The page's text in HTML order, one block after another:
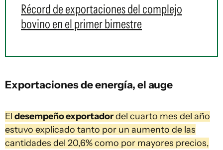
Récord de exportaciones del complejo
bovino en el primer bimestre
Exportaciones de energía, el auge
El desempeño exportadordel cuarto mes del año
estuvo explicado tanto por un aumento de las
cantidades del 20,6% como por mayores precios,